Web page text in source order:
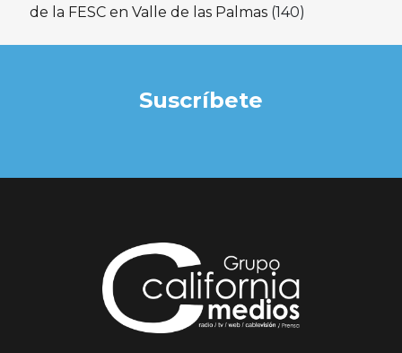
de la FESC en Valle de las Palmas (140)
Suscríbete